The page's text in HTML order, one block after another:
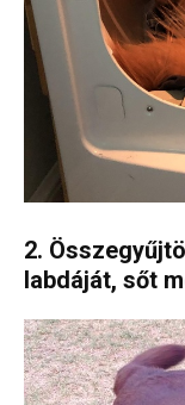
2.
labdáját, sőt